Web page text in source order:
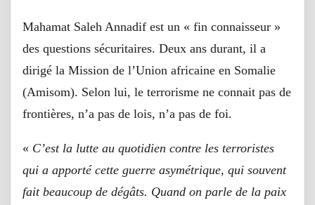
Mahamat Saleh Annadif est un « fin connaisseur »
des questions sécuritaires. Deux ans durant, il a
dirigé la Mission de l’Union africaine en Somalie
(Amisom). Selon lui, le terrorisme ne connait pas de
frontières, n’a pas de lois, n’a pas de foi.
« C’est la lutte au quotidien contre les terroristes
qui a apporté cette guerre asymétrique, qui souvent
fait beaucoup de dégâts. Quand on parle de la paix